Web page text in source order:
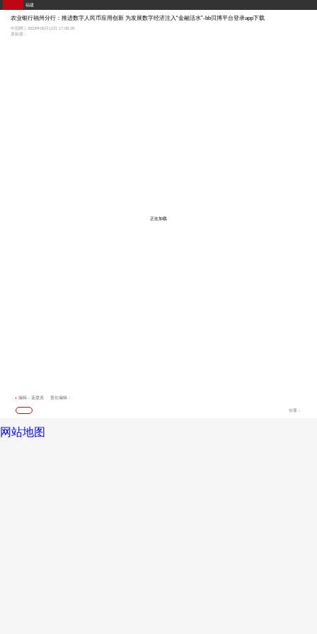
福建
农业银行福州分行：推进数字人民币应用创新 为发展数字经济注入“金融活水”-bb贝博平台登录app下载
中国网 | 2023年06月12日 17:06:29
原标题：
正在加载
编辑：蓝楚灵 责任编辑：
分享：
网站地图